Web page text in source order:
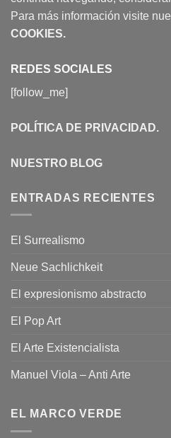
Para más información visite
COOKIES.
REDES SOCIALES
[follow_me]
POLÍTICA DE PRIVACIDAD.
NUESTRO BLOG
ENTRADAS RECIENTES
El Surrealismo
Neue Sachlichkeit
El expresionismo abstracto
El Pop Art
El Arte Existencialista
Manuel Viola – Anti Arte
EL MARCO VERDE